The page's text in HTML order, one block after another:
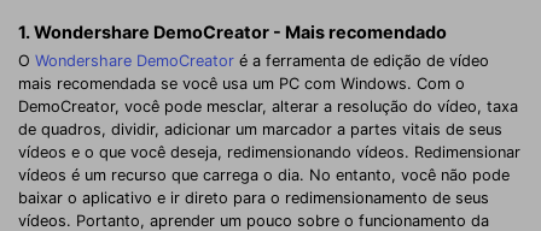
1. Wondershare DemoCreator - Mais recomendado
O Wondershare DemoCreator é a ferramenta de edição de vídeo
mais recomendada se você usa um PC com Windows. Com o
DemoCreator, você pode mesclar, alterar a resolução do vídeo, taxa
de quadros, dividir, adicionar um marcador a partes vitais de seus
vídeos e o que você deseja, redimensionando vídeos. Redimensionar
vídeos é um recurso que carrega o dia. No entanto, você não pode
baixar o aplicativo e ir direto para o redimensionamento de seus
vídeos. Portanto, aprender um pouco sobre o funcionamento da